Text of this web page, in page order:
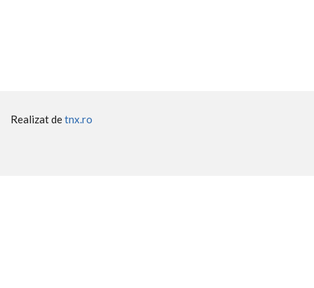
Realizat detnx.ro